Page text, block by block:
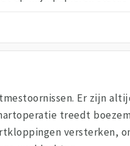
Er zijn
treedt
versterken,